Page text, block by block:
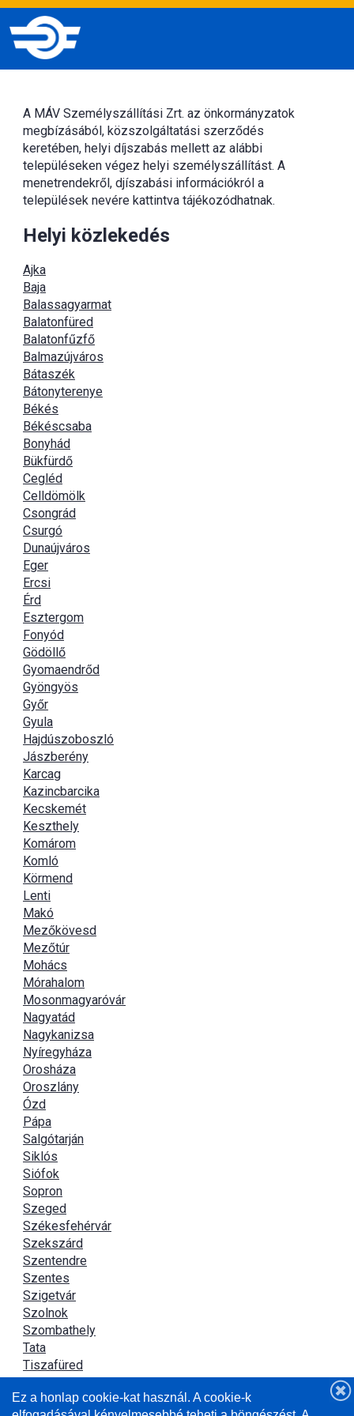
A MÁV Személyszállítási Zrt. az önkormányzatok
megbízásából, közszolgáltatási szerződés
keretében, helyi díjszabás mellett az alábbi
településeken végez helyi személyszállítást. A
menetrendekről, djíszabási információkról a
települések nevére kattintva tájékozódhatnak.
Helyi közlekedés
Ajka
Baja
Balassagyarmat
Balatonfüred
Balatonfűzfő
Balmazújváros
Bátaszék
Bátonyterenye
Békés
Békéscsaba
Bonyhád
Bükfürdő
Cegléd
Celldömölk
Csongrád
Csurgó
Dunaújváros
Eger
Ercsi
Érd
Esztergom
Fonyód
Gödöllő
Gyomaendrőd
Gyöngyös
Győr
Gyula
Hajdúszoboszló
Jászberény
Karcag
Kazincbarcika
Kecskemét
Keszthely
Komárom
Komló
Körmend
Lenti
Makó
Mezőkövesd
Mezőtúr
Mohács
Mórahalom
Mosonmagyaróvár
Nagyatád
Nagykanizsa
Nyíregyháza
Orosháza
Oroszlány
Ózd
Pápa
Salgótarján
Siklós
Siófok
Sopron
Szeged
Székesfehérvár
Szekszárd
Szentendre
Szentes
Szigetvár
Szolnok
Szombathely
Tata
Tiszafüred
Újszász
Ez a honlap cookie-kat használ. A cookie-k